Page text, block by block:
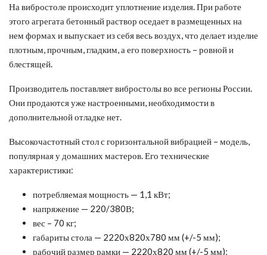
На вибростоле происходит уплотнение изделия. При работе
этого агрегата бетонный раствор оседает в размещенных на
нем формах и выпускает из себя весь воздух, что делает изделие
плотным, прочным, гладким, а его поверхность – ровной и
блестящей.
Производитель поставляет вибростолы во все регионы России.
Они продаются уже настроенными, необходимости в
дополнительной отладке нет.
Высокочастотный стол с горизонтальной вибрацией – модель,
популярная у домашних мастеров. Его технические
характеристики:
потребляемая мощность — 1,1 кВт;
напряжение — 220/380В;
вес – 70 кг;
габариты стола — 2220х820х780 мм (+/-5 мм);
рабочий размер рамки — 2220х820 мм (+/-5 мм);